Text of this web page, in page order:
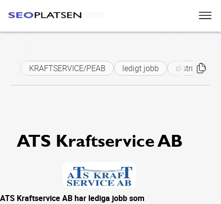
Skip to main content
KRAFTSERVICE/PEAB ledigt jobb
ATS Kraftservice AB
ATS Kraftservice AB har lediga jobb som